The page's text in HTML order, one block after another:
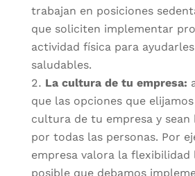
trabajan en posiciones
que soliciten implementar
actividad física para
saludables.
La cultura de tu empresa:
que las opciones que
cultura de tu empresa y sean
por todas las personas. Por
empresa valora la flexibilidad
posible que debamos